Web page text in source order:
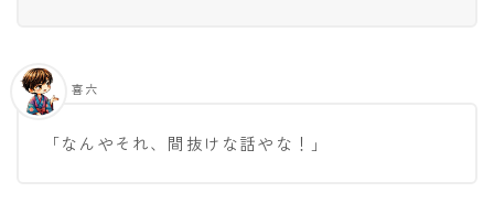
「なんやそれ、間抜けな話やな！」
喜六